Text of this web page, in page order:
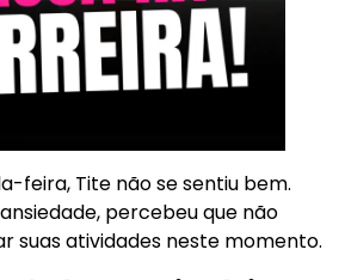
feira, Tite não se sentiu bem.
percebeu que não
suas atividades neste momento.